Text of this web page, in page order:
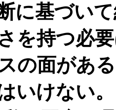
に基づい
を持つ必
の面があ
いけない